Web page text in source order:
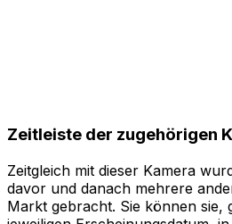
Zeitleiste der zugehörigen
Zeitgleich mit dieser Kamera
davor und danach mehrere
Markt gebracht. Sie können sie,